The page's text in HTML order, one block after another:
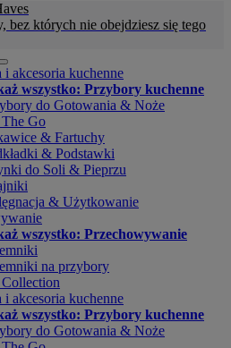
bez których nie obejdziesz się tego
i akcesoria kuchenne
wszystko: Przybory kuchenne
do Gotowania & Noże
Go
& Fartuchy
& Podstawki
do Soli & Pieprzu
& Użytkowanie
wszystko: Przechowywanie
na przybory
Collection
i akcesoria kuchenne
wszystko: Przybory kuchenne
do Gotowania & Noże